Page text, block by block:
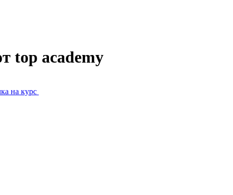
top academy
на курс